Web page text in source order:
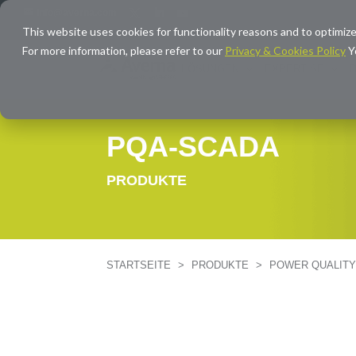
This website uses cookies for functionality reasons and to
For more information, please refer to our Privacy & Cookies Policy
PQA-SCADA
PRODUKTE
STARTSEITE > PRODUKTE > POWER